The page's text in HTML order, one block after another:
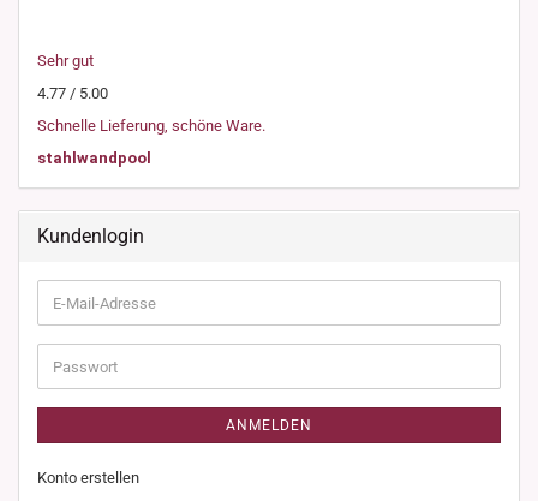
Sehr gut
4.77 / 5.00
Schnelle Lieferung, schöne Ware.
stahlwandpool
Kundenlogin
E-
Mail-
Adresse
Passwort
ANMELDEN
Konto erstellen